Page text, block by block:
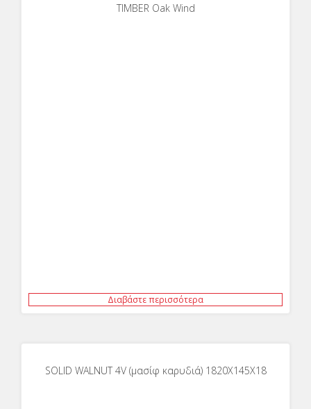
TIMBER Oak Wind
Διαβάστε περισσότερα
SOLID WALNUT 4V (μασίφ καρυδιά) 1820X145X18